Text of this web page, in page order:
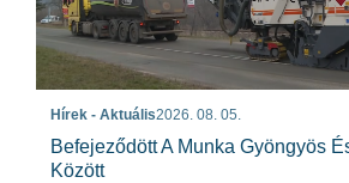
Hírek - Aktuális2026. 08. 05.
Befejeződött A Munka Gyöngyös
Között